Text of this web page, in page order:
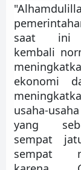
saat ini
kembali
ekonomi
usaha-
yang
sempat
sempat